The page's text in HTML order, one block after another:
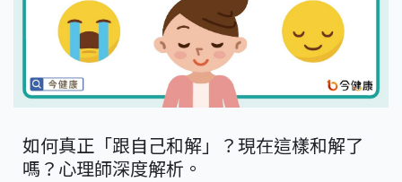
如何真正「跟自己和解」？現在這樣和解了
嗎？心理師深度解析。